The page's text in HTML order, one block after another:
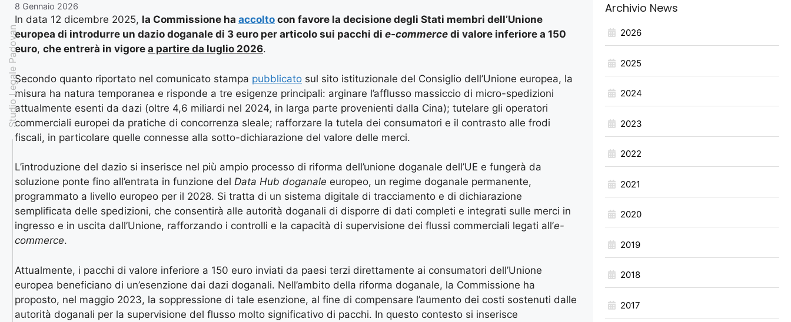
Studio Legale Padovan
8 Gennaio 2026
In data 12 dicembre 2025, la Commissione ha accolto con favore la decisione degli Stati membri dell’Unione
europea di introdurre un dazio doganale di 3 euro per articolo sui pacchi di e-commerce di valore inferiore a 150
euro, che entrerà in vigore a partire da luglio 2026.
Secondo quanto riportato nel comunicato stampa pubblicato sul sito istituzionale del Consiglio dell’Unione europea, la
misura ha natura temporanea e risponde a tre esigenze principali: arginare l’afflusso massiccio di micro-spedizioni
attualmente esenti da dazi (oltre 4,6 miliardi nel 2024, in larga parte provenienti dalla Cina); tutelare gli operatori
commerciali europei da pratiche di concorrenza sleale; rafforzare la tutela dei consumatori e il contrasto alle frodi
fiscali, in particolare quelle connesse alla sotto-dichiarazione del valore delle merci.
L’introduzione del dazio si inserisce nel più ampio processo di riforma dell’unione doganale dell’UE e fungerà da
soluzione ponte fino all’entrata in funzione del Data Hub doganale europeo, un regime doganale permanente,
programmato a livello europeo per il 2028. Si tratta di un sistema digitale di tracciamento e di dichiarazione
semplificata delle spedizioni, che consentirà alle autorità doganali di disporre di dati completi e integrati sulle merci in
ingresso e in uscita dall’Unione, rafforzando i controlli e la capacità di supervisione dei flussi commerciali legati all’e-
commerce.
Attualmente, i pacchi di valore inferiore a 150 euro inviati da paesi terzi direttamente ai consumatori dell’Unione
europea beneficiano di un’esenzione dai dazi doganali. Nell’ambito della riforma doganale, la Commissione ha
proposto, nel maggio 2023, la soppressione di tale esenzione, al fine di compensare l’aumento dei costi sostenuti dalle
autorità doganali per la supervisione del flusso molto significativo di pacchi. In questo contesto si inserisce
Archivio News
2026
2025
2024
2023
2022
2021
2020
2019
2018
2017